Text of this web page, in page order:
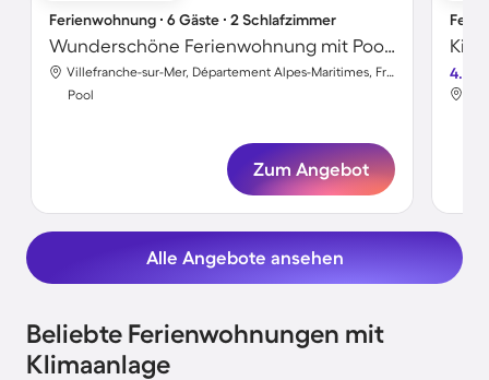
Ferienwohnung ∙ 6 Gäste ∙ 2 Schlafzimmer
Wunderschöne Ferienwohnung mit Pool | Nah am Strand | Haustiere erlaubt
Villefranche-sur-Mer, Département Alpes-Maritimes, Frankreich
Pool
Zum Angebot
4.7
Alle Angebote ansehen
Beliebte Ferienwohnungen mit
Klimaanlage